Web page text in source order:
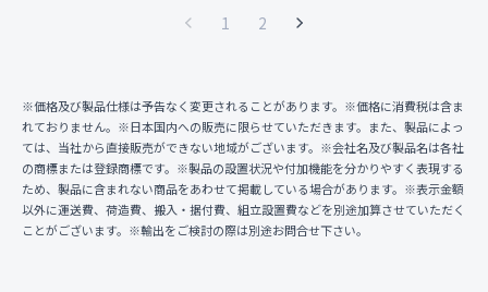
1 2
※価格及び製品仕様は予告なく変更されることがあります。※価格に消費税は含ま
れておりません。※日本国内への販売に限らせていただきます。また、製品によっ
ては、当社から直接販売ができない地域がございます。※会社名及び製品名は各社
の商標または登録商標です。※製品の設置状況や付加機能を分かりやすく表現する
ため、製品に含まれない商品をあわせて掲載している場合があります。※表示金額
以外に運送費、荷造費、搬入・据付費、組立設置費などを別途加算させていただく
ことがございます。※輸出をご検討の際は別途お問合せ下さい。